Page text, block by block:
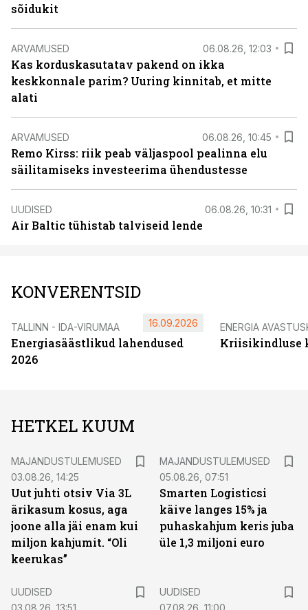
sõidukit
ARVAMUSED 06.08.26, 12:03
Kas korduskasutatav pakend on ikka
keskkonnale parim? Uuring kinnitab, et mitte
alati
ARVAMUSED 06.08.26, 10:45
Remo Kirss: riik peab väljaspool pealinna elu
säilitamiseks investeerima ühendustesse
UUDISED 06.08.26, 10:31
Air Baltic tühistab talviseid lende
KONVERENTSID
TALLINN - IDA-VIRUMAA
Energiasäästlikud lahendused
2026
16.09.2026 ENERGIA
Kriisikindluse
HETKEL KUUM
MAJANDUSTULEMUSED
03.08.26, 14:25
Uut juhti otsiv Via 3L
ärikasum kosus, aga
joone alla jäi enam kui
miljon kahjumit. “Oli
keerukas”
MAJANDUSTULEMUSED
05.08.26, 07:51
Smarten Logisticsi
käive langes 15% ja
puhaskahjum keris juba
üle 1,3 miljoni euro
UUDISED
03.08.26, 13:51
UUDISED
07.08.26, 11:00